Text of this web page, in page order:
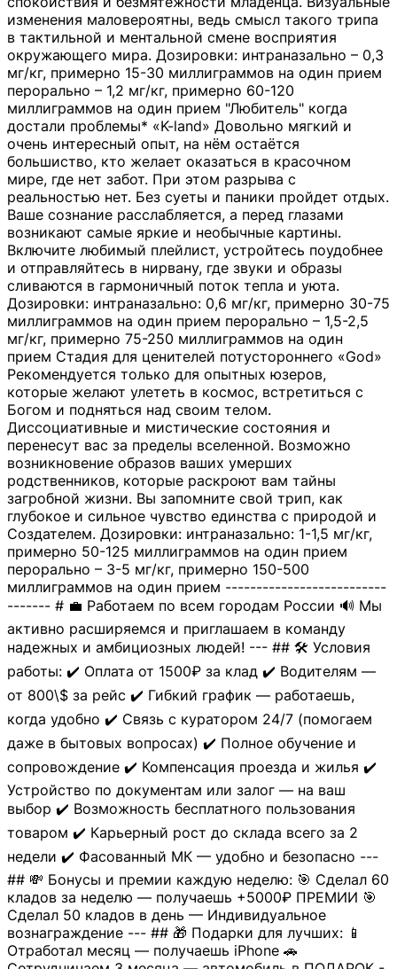
изменения маловероятны, ведь смысл такого трипа
в тактильной и ментальной смене восприятия
окружающего мира. Дозировки: интраназально – 0,3
мг/кг, примерно 15-30 миллиграммов на один прием
перорально – 1,2 мг/кг, примерно 60-120
миллиграммов на один прием "Любитель" когда
достали проблемы* «K-land» Довольно мягкий и
очень интересный опыт, на нём остаётся
большиство, кто желает оказаться в красочном
мире, где нет забот. При этом разрыва с
реальностью нет. Без суеты и паники пройдет отдых.
Ваше сознание расслабляется, а перед глазами
возникают самые яркие и необычные картины.
Включите любимый плейлист, устройтесь поудобнее
и отправляйтесь в нирвану, где звуки и образы
сливаются в гармоничный поток тепла и уюта.
Дозировки: интраназально: 0,6 мг/кг, примерно 30-75
миллиграммов на один прием перорально – 1,5-2,5
мг/кг, примерно 75-250 миллиграммов на один
прием Стадия для ценителей потустороннего «God»
Рекомендуется только для опытных юзеров,
которые желают улететь в космос, встретиться с
Богом и подняться над своим телом.
Диссоциативные и мистические состояния и
перенесут вас за пределы вселенной. Возможно
возникновение образов ваших умерших
родственников, которые раскроют вам тайны
загробной жизни. Вы запомните свой трип, как
глубокое и сильное чувство единства с природой и
Создателем. Дозировки: интраназально: 1-1,5 мг/кг,
примерно 50-125 миллиграммов на один прием
перорально – 3-5 мг/кг, примерно 150-500
миллиграммов на один прием --------------------------
------- # 💼 Работаем по всем городам России 🔊 Мы
активно расширяемся и приглашаем в команду
надежных и амбициозных людей! --- ## 🛠 Условия
работы: ✔️ Оплата от 1500₽ за клад ✔️ Водителям —
от 800\$ за рейс ✔️ Гибкий график — работаешь,
когда удобно ✔️ Связь с куратором 24/7 (помогаем
даже в бытовых вопросах) ✔️ Полное обучение и
сопровождение ✔️ Компенсация проезда и жилья ✔️
Устройство по документам или залог — на ваш
выбор ✔️ Возможность бесплатного пользования
товаром ✔️ Карьерный рост до склада всего за 2
недели ✔️ Фасованный МК — удобно и безопасно ---
## 💸 Бонусы и премии каждую неделю: 🎯 Сделал 60
кладов за неделю — получаешь +5000₽ ПРЕМИИ 🎯
Сделал 50 кладов в день — Индивидуальное
вознаграждение --- ## 🎁 Подарки для лучших: 📱
Отработал месяц — получаешь iPhone 🚗